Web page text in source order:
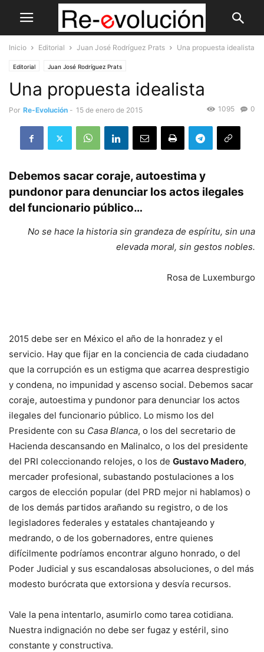
Inicio Editorial Juan José Rodríguez Prats Una propuesta idealista
Editorial Juan José Rodríguez Prats
Una propuesta idealista
Por Re-Evolución - 15 de enero de 2015 0
1095
Debemos sacar coraje, autoestima y
pundonor para denunciar los actos ilegales
del funcionario público…
No se hace la historia sin grandeza de espíritu, sin una
elevada moral, sin gestos nobles.
Rosa de Luxemburgo
2015 debe ser en México el año de la honradez y el
servicio. Hay que fijar en la conciencia de cada ciudadano
que la corrupción es un estigma que acarrea desprestigio
y condena, no impunidad y ascenso social. Debemos sacar
coraje, autoestima y pundonor para denunciar los actos
ilegales del funcionario público. Lo mismo los del
Presidente con su Casa Blanca, o los del secretario de
Hacienda descansando en Malinalco, o los del presidente
del PRI coleccionando relojes, o los de Gustavo Madero,
mercader profesional, subastando postulaciones a los
cargos de elección popular (del PRD mejor ni hablamos) o
de los demás partidos arañando su registro, o de los
legisladores federales y estatales chantajeando y
medrando, o de los gobernadores, entre quienes
difícilmente podríamos encontrar alguno honrado, o del
Poder Judicial y sus escandalosas absoluciones, o del más
modesto burócrata que extorsiona y desvía recursos.
Vale la pena intentarlo, asumirlo como tarea cotidiana.
Nuestra indignación no debe ser fugaz y estéril, sino
constante y constructiva.